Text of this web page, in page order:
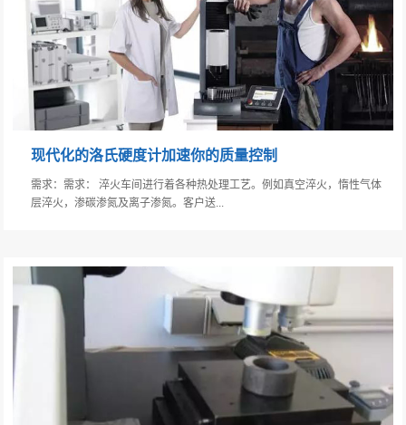
现代化的洛氏硬度计加速你的质量控制
需求：需求： 淬火车间进行着各种热处理工艺。例如真空淬火，惰性气体
层淬火，渗碳渗氮及离子渗氮。客户送...